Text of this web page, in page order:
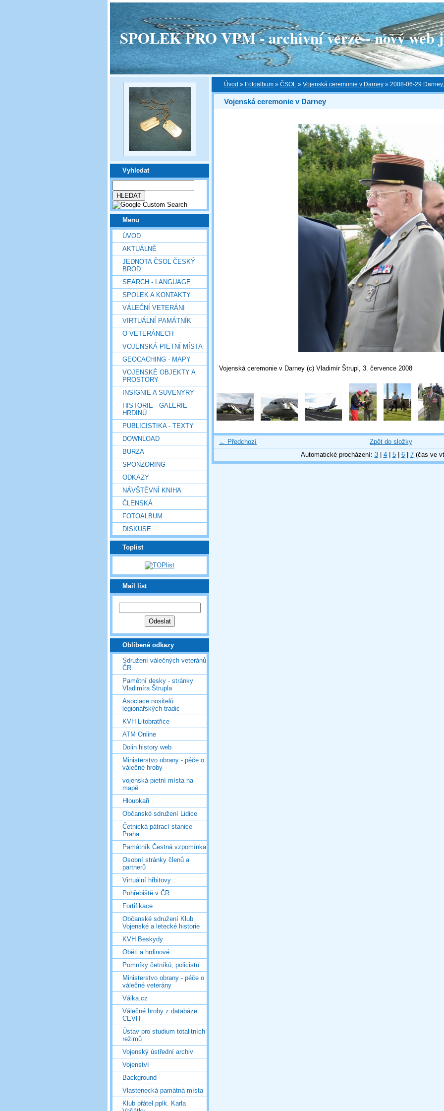
SPOLEK PRO VPM - archivní verze - nový web
Vyhledat
Menu
ÚVOD
AKTUÁLNĚ
JEDNOTA ČSOL ČESKÝ
BROD
SEARCH - LANGUAGE
SPOLEK A KONTAKTY
VÁLEČNÍ VETERÁNI
VIRTUÁLNÍ PAMÁTNÍK
O VETERÁNECH
VOJENSKÁ PIETNÍ MÍSTA
GEOCACHING - MAPY
VOJENSKÉ OBJEKTY A
PROSTORY
INSIGNIE A SUVENYRY
HISTORIE - GALERIE
HRDINŮ
PUBLICISTIKA - TEXTY
DOWNLOAD
BURZA
SPONZORING
ODKAZY
NÁVŠTĚVNÍ KNIHA
ČLENSKÁ
FOTOALBUM
DISKUSE
Toplist
Mail list
Oblíbené odkazy
Sdružení válečných veteránů
ČR
Pamětní desky - stránky
Vladimíra Štrupla
Asociace nositelů
legionářských tradic
KVH Litobratřice
ATM Online
Dolin history web
Ministerstvo obrany - péče o
válečné hroby
vojenská pietní místa na
mapě
Hloubkaři
Občanské sdružení Lidice
Četnická pátrací stanice
Praha
Památník Čestná vzpomínka
Osobní stránky členů a
partnerů
Virtuální hřbitovy
Pohřebiště v ČR
Fortifikace
Občanské sdružení Klub
Vojenské a letecké historie
KVH Beskydy
Oběti a hrdinové
Pomníky četníků, policistů
Ministerstvo obrany - péče o
válečné veterány
Válka.cz
Válečné hroby z databáze
CEVH
Ústav pro studium totalitních
režimů
Vojenský ústřední archiv
Vojenství
Background
Vlastenecká památná místa
Klub přátel pplk. Karla
Úvod » Fotoalbum » ČSOL » Vojenská ceremonie v Darney » 2008-06-29
Vojenská ceremonie v Darney
Vojenská ceremonie v Darney (c) Vladimír Štrupl, 3. července 2008
← Předchozí
Zpět do složky
Automatické procházení: 3| 4| 5| 6| 7(čas ve